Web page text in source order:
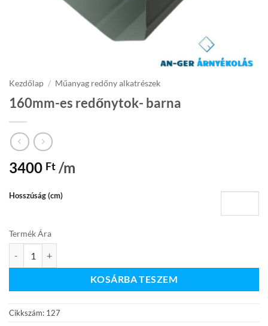
Kezdőlap / Műanyag redőny alkatrészek
160mm-es redőnytok- barna
3400 Ft /m
Hosszúság (cm)
Termék Ára
KOSÁRBA TESZEM
Cikkszám: 127